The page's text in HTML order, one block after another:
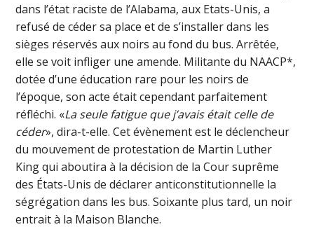
dans l’état raciste de l’Alabama, aux Etats-Unis, a
refusé de céder sa place et de s’installer dans les
sièges réservés aux noirs au fond du bus. Arrêtée,
elle se voit infliger une amende. Militante du NAACP*,
dotée d’une éducation rare pour les noirs de
l’époque, son acte était cependant parfaitement
réfléchi. «La seule fatigue que j’avais était celle de
céder», dira-t-elle. Cet évènement est le déclencheur
du mouvement de protestation de Martin Luther
King qui aboutira à la décision de la Cour suprême
des États-Unis de déclarer anticonstitutionnelle la
ségrégation dans les bus. Soixante plus tard, un noir
entrait à la Maison Blanche.